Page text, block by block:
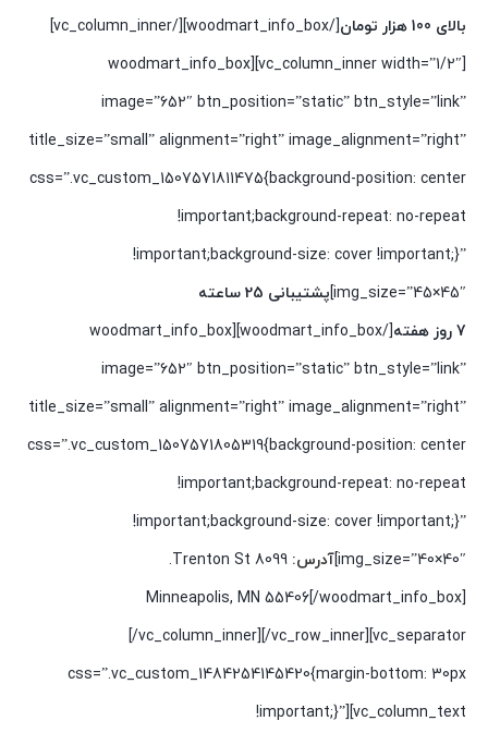
بالای 100 هزار تومان
[/woodmart_info_box][/vc_column_inner]
[vc_column_inner width=”1/2″][woodmart_info_box
image=”652″ btn_position=”static” btn_style=”link”
title_size=”small” alignment=”right” image_alignment=”right”
css=”.vc_custom_1507571811475{background-position: center
!important;background-repeat: no-repeat
!important;background-size: cover !important;}”
img_size=”45×45″] پشتیبانی 25 ساعته
7 روز هفته
[/woodmart_info_box][woodmart_info_box
image=”652″ btn_position=”static” btn_style=”link”
title_size=”small” alignment=”right” image_alignment=”right”
css=”.vc_custom_1507571805319{background-position: center
!important;background-repeat: no-repeat
!important;background-size: cover !important;}”
img_size=”40×40″]آدرس:
Minneapolis, MN 55406[/woodmart_info_box]
[/vc_column_inner][/vc_row_inner][vc_separator
css=”.vc_custom_1484254145420{margin-bottom: 30px
!important;}”][vc_column_text